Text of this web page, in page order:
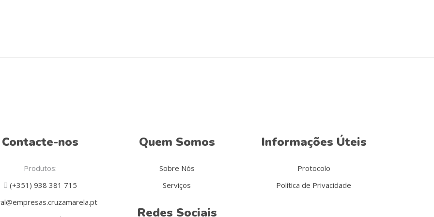
Contacte-nos
Produtos:
(+351) 938 381 715
Quem Somos
Sobre Nós
Serviços
Redes Sociais
Informações Úteis
Protocolo
Política de Privacidade